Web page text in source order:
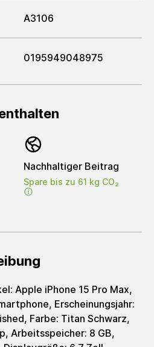
A3106
0195949048975
Nachhaltiger Beitrag
Spare bis zu 61 kg CO₂
Apple iPhone 15 Pro Max,
Erscheinungsjahr:
Farbe: Titan Schwarz,
Arbeitsspeicher: 8 GB,